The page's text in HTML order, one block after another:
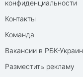
конфиденциальности
Контакты
Команда
Вакансии в РБК-
Разместить рекламу